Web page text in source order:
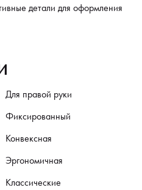
детали для оформления
Для правой руки
Фиксированный
Конвексная
Эргономичная
Классические